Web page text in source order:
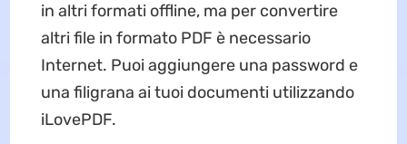
in altri formati offline, ma per convertire
altri file in formato PDF è necessario
Internet. Puoi aggiungere una password e
una filigrana ai tuoi documenti utilizzando
iLovePDF.